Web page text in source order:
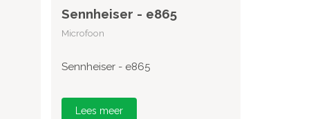
Sennheiser - e865
Microfoon
Sennheiser - e865
Lees meer